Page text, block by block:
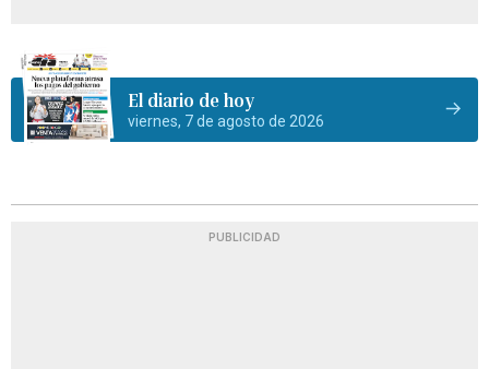
El diario de hoy
viernes, 7 de agosto de 2026
PUBLICIDAD